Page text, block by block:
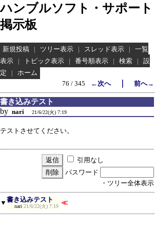
ハンブルソフト・サポート
掲示板
新規投稿 | ツリー表示 | スレッド表示 |
一覧
表示
| トピック表示 | 番号順表示 | 検索 |
設
定
|
ホーム
76 / 345
←次へ｜ 前へ→
書き込みテスト
by nari 21/6/22(火) 7:19
テストさせてください。
引用なし
パスワード
・ツリー全体表示
▼ 書き込みテスト
nari 21/6/22(火) 7:19 ≪